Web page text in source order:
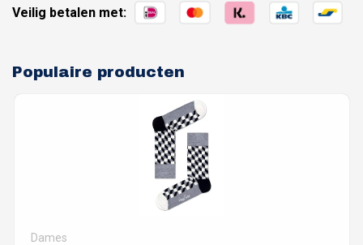
aantal
Veilig betalen met:
Populaire producten
Dames